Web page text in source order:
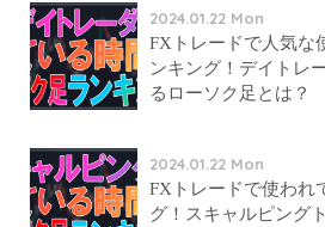
2024.01.22 Mon
FXトレードで人気な
ンキング！デイトレ
るローソク足とは？
2024.01.22 Mon
FXトレードで使われ
グ！スキャルピング